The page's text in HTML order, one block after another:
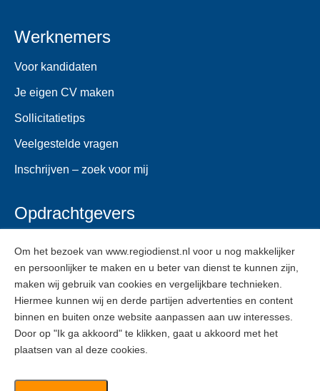
Werknemers
Voor kandidaten
Je eigen CV maken
Sollicitatietips
Veelgestelde vragen
Inschrijven – zoek voor mij
Opdrachtgevers
Veelgestelde vragen
Inschrijven
ZZPers
Om het bezoek van www.regiodienst.nl voor u nog makkelijker
en persoonlijker te maken en u beter van dienst te kunnen zijn,
maken wij gebruik van cookies en vergelijkbare technieken.
Hiermee kunnen wij en derde partijen advertenties en content
binnen en buiten onze website aanpassen aan uw interesses.
Door op "Ik ga akkoord" te klikken, gaat u akkoord met het
plaatsen van al deze cookies.